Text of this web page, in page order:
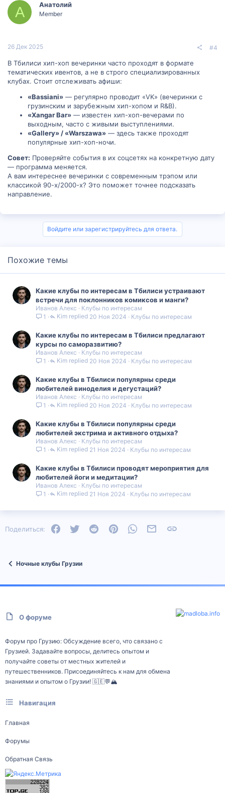
А Анатолий
Member
26 Дек 2025 #4
В Тбилиси хип-хоп вечеринки часто проходят в формате
тематических ивентов, а не в строго специализированных
клубах. Стоит отслеживать афиши:
«Bassiani» — регулярно проводит «VK» (вечеринки с
грузинским и зарубежным хип-хопом и R&B).
«Хаngar Bar» — известен хип-хоп-вечерами по
выходным, часто с живыми выступлениями.
«Gallery» / «Warszawa» — здесь также проходят
популярные хип-хоп-ночи.
Совет: Проверяйте события в их соцсетях на конкретную дату
— программа меняется.
А вам интереснее вечеринки с современным трэпом или
классикой 90-х/2000-х? Это поможет точнее подсказать
направление.
Войдите или зарегистрируйтесь для ответа.
Похожие темы
Какие клубы по интересам в Тбилиси устраивают
встречи для поклонников комиксов и манги?
Иванов Алекс
Клубы по интересам
1
Клубы по интересам
20 Ноя 2024
Kim
Какие клубы по интересам в Тбилиси предлагают
курсы по саморазвитию?
Иванов Алекс
Клубы по интересам
1
Клубы по интересам
20 Ноя 2024
Kim
Какие клубы в Тбилиси популярны среди
любителей виноделия и дегустаций?
Иванов Алекс
Клубы по интересам
1
Клубы по интересам
20 Ноя 2024
Kim
Какие клубы в Тбилиси популярны среди
любителей экстрима и активного отдыха?
Иванов Алекс
Клубы по интересам
1
Клубы по интересам
21 Ноя 2024
Kim
Какие клубы в Тбилиси проводят мероприятия для
любителей йоги и медитации?
Иванов Алекс
Клубы по интересам
1
Клубы по интересам
21 Ноя 2024
Kim
Поделиться: FacebookTwitter Reddit PinterestWhatsAppЭлектронная почта
Ночные клубы Грузии
О форуме
Форум про Грузию: Обсуждение всего, что связано с
Грузией. Задавайте вопросы, делитесь опытом и
получайте советы от местных жителей и
путешественников. Присоединяйтесь к нам для обмена
знаниями и опытом о Грузии! 🇬🇪💬🏔️
Навигация
Главная
Форумы
Обратная Связь